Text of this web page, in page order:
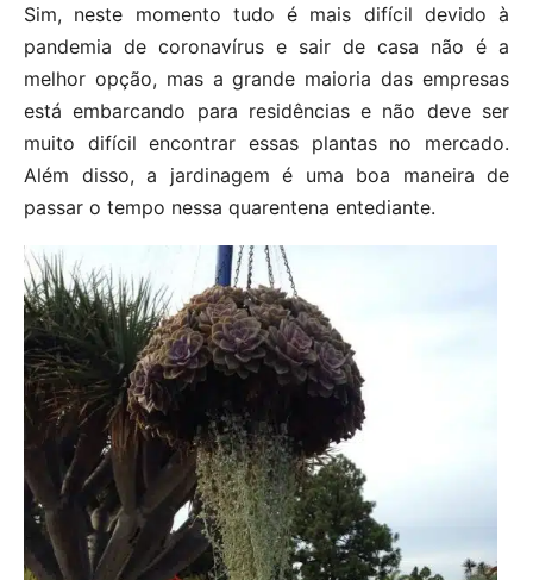
Sim, neste momento tudo é mais difícil devido à
pandemia de coronavírus e sair de casa não é a
melhor opção, mas a grande maioria das empresas
está embarcando para residências e não deve ser
muito difícil encontrar essas plantas no mercado.
Além disso, a jardinagem é uma boa maneira de
passar o tempo nessa quarentena entediante.